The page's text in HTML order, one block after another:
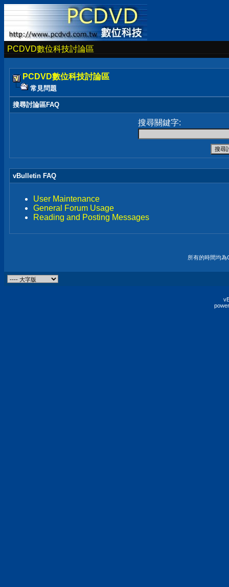
PCDVD數位科技討論區
PCDVD數位科技討論區
常見問題
搜尋討論區FAQ
搜尋關鍵字:
vBulletin FAQ
User Maintenance
General Forum Usage
Reading and Posting Messages
所有的時間均為